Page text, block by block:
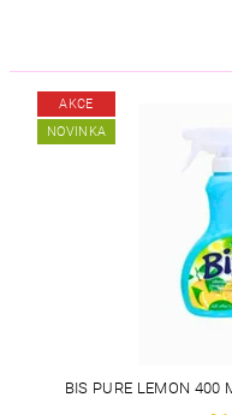
AKCE
NOVINKA
BIS PURE LEMON 400